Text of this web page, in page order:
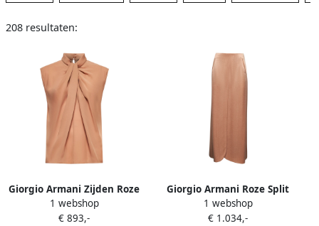
208 resultaten:
Giorgio Armani Zijden Roze
Top met Knoopdetail Beige
Dames
1 webshop
€ 893,-
Giorgio Armani Roze Split
Rok Gemaakt in Italië Beige
Dames
1 webshop
€ 1.034,-